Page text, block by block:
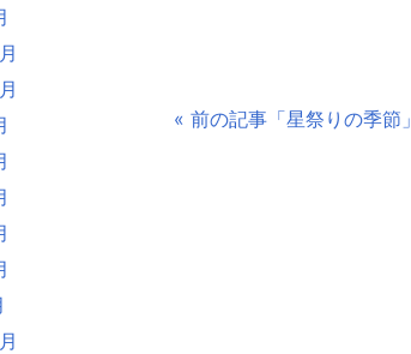
« 前の記事「星祭りの季節」